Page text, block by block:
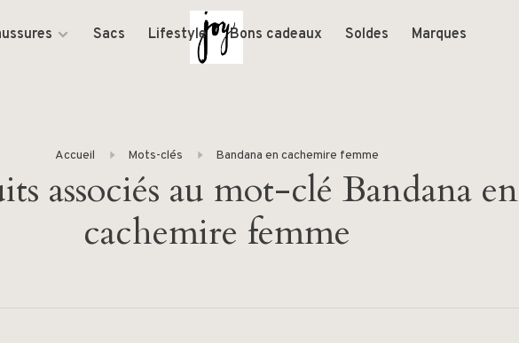
Sacs Lifestyle Bons cadeaux Soldes Marques
Accueil Mots-clés Bandana en cachemire femme
associés au mot-clé Bandana en
cachemire femme